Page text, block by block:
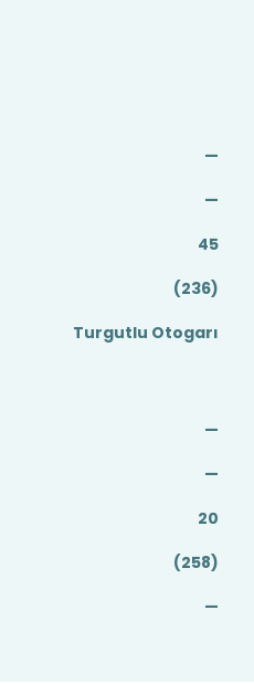
—
—
45
(236)
Turgutlu Otogarı
—
—
20
(258)
—